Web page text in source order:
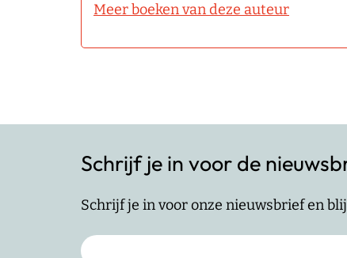
Meer boeken van deze auteur
Schrijf je in voor de
Schrijf je in voor onze nieuwsbrief en